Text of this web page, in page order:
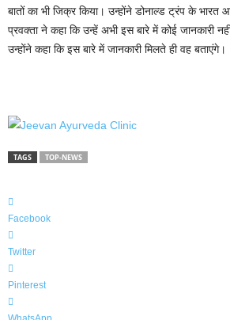
बातों का भी जिक्र किया। उन्होंने डोनाल्ड ट्रंप के भारत
प्रवक्ता ने कहा कि उन्हें अभी इस बारे में कोई जानकारी
उन्होंने कहा कि इस बारे में जानकारी मिलते ही वह बताएंगे।
TAGS TOP-NEWS
Facebook
Twitter
Pinterest